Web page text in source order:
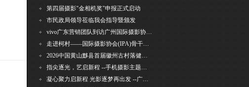
第四届摄影"金相机奖"申报正式启动
市民政局领导莅临我会指导暨颁发
vivo广东营销团队到访广州国际摄影协会 共商合作事宜
走进柯村——国际摄影协会(IPA)骨干采风安徽行之6
2026中国黄山黟县首届徽州古村落健康跑圆满举行
指尖逐光，艺启新程 --手机摄影主题讲座在市老年干部大学圆满落幕
凝心聚力启新程 光影逐梦再出发 --广州国际摄影协会2026年首次会长秘书长会议召开